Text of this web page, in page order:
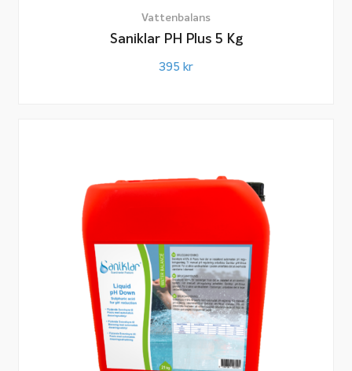
Vattenbalans
Saniklar PH Plus 5 Kg
395 kr